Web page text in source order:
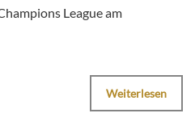
League am
Weiterlesen